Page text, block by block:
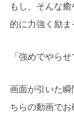
もし、そんな
的に力強く励ま
「強めでやら
画面が引いた
ちらの動画でお